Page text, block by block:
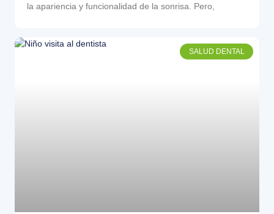
la apariencia y funcionalidad de la sonrisa. Pero,
SALUD DENTAL